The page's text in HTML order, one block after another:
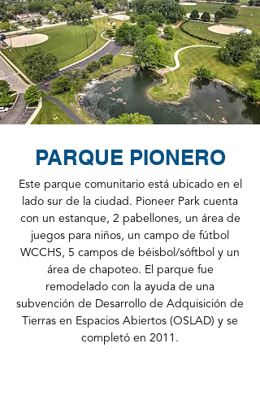
PARQUE PIONERO
Este parque comunitario está ubicado en el
lado sur de la ciudad. Pioneer Park cuenta
con un estanque, 2 pabellones, un área de
juegos para niños, un campo de fútbol
WCCHS, 5 campos de béisbol/sóftbol y un
área de chapoteo. El parque fue
remodelado con la ayuda de una
subvención de Desarrollo de Adquisición de
Tierras en Espacios Abiertos (OSLAD) y se
completó en 2011.